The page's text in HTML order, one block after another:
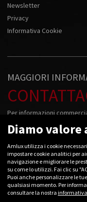
Newsletter
Privacy
Informativa Cookie
MAGGIORI
Per informazioni
contattateci!
+390376
2026 © Amlux s.r.l.
Cod. Fisc. e P.iva:
Diamo
Amlux utilizza i cookie
impostare cookie analitici per
navigazione e migliorare le
su come lo utilizzi. Fai clic su
Puoi anche personalizzare le
qualsiasi momento. Per
consultare la nostra